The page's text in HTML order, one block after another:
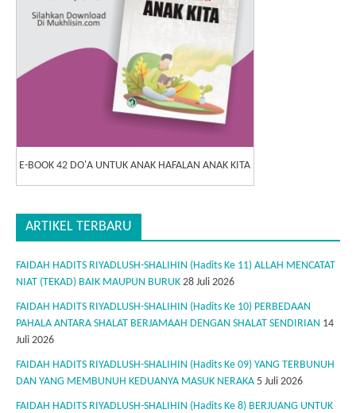
E-BOOK 42 DO'A UNTUK ANAK HAFALAN ANAK KITA
ARTIKEL TERBARU
FAIDAH HADITS RIYADLUSH-SHALIHIN (Hadits Ke 11) ALLAH MENCATAT
NIAT (TEKAD) BAIK MAUPUN BURUK 28 Juli 2026
FAIDAH HADITS RIYADLUSH-SHALIHIN (Hadits Ke 10) PERBEDAAN
PAHALA ANTARA SHALAT BERJAMAAH DENGAN SHALAT SENDIRIAN 14
Juli 2026
FAIDAH HADITS RIYADLUSH-SHALIHIN (Hadits Ke 09) YANG TERBUNUH
DAN YANG MEMBUNUH KEDUANYA MASUK NERAKA 5 Juli 2026
FAIDAH HADITS RIYADLUSH-SHALIHIN (Hadits Ke 8) BERJUANG UNTUK